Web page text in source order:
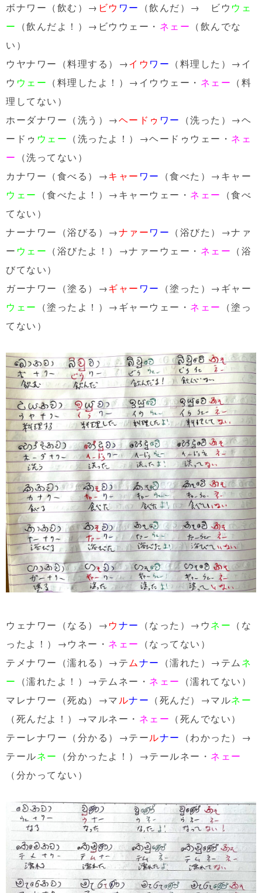
ボナワー（飲む）→ ビウ ワー （飲んだ）→ ビウ ウェ
ー （飲んだよ！）→ビウウェー・ ネェー （飲んでな
い）
ウヤナワー（料理する）→イウ ワー （料理した）→イ
ウ ウェー （料理したよ！）→イウウェー・ ネェー （料
理してない）
ホーダナワー（洗う）→ヘードゥ ワー （洗った）→ヘ
ードゥ ウェー （洗ったよ！）→ヘードゥウェー・ ネェ
ー （洗ってない）
カナワー（食べる）→キャー ワー （食べた）→キャー
ウェー （食べたよ！）→キャーウェー・ ネェー （食べ
てない）
ナーナワー（浴びる）→ナァーワー （浴びた）→ナァ
ー ウェー （浴びたよ！）→ナァーウェー・ ネェー （浴
びてない）
ガーナワー（塗る）→ギャー ワー （塗った）→ギャー
ウェー （塗ったよ！）→ギャーウェー・ ネェー （塗っ
てない）
ウェナワー（なる）→ウナー （なった）→ウネー （な
ったよ！）→ウネー・ ネェー （なってない）
テメナワー（濡れる）→テムナー （濡れた）→テムネ
ー （濡れたよ！）→テムネー・ ネェー （濡れてない）
マレナワー（死ぬ）→マルナー （死んだ）→マルネー
（死んだよ！）→マルネー・ ネェー （死んでない）
テーレナワー（分かる）→テールナー （わかった）→
テールネー （分かったよ！）→テールネー・ ネェー
（分かってない）